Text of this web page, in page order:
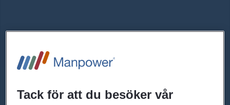
Tack för att du besöker vår